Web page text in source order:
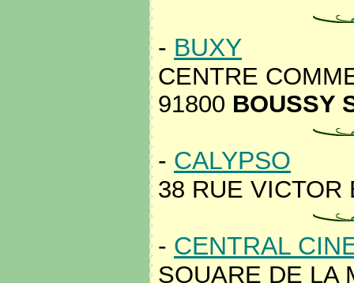
- BUXY
CENTRE
91800 BOUSSY
- CALYPSO
38 RUE
- CENTRAL
SQUARE DE LA